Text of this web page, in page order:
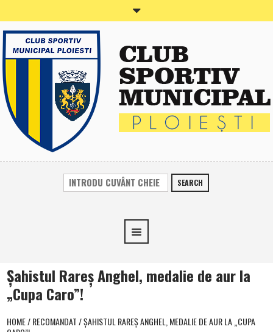
SEARCH
Şahistul Rareş Anghel, medalie de aur la
„Cupa Caro”!
HOME/RECOMANDAT/ŞAHISTUL RAREŞ ANGHEL, MEDALIE DE AUR LA „CUPA